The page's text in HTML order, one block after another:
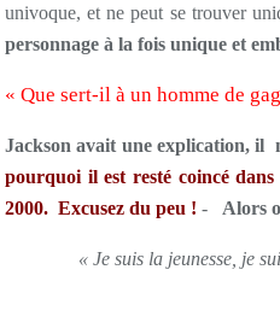
univoque, et ne peut se trouver
personnage à la fois unique et
« Que sert-il à un homme de
Jackson avait une explication, il
pourquoi il est resté coincé
2000. Excusez du peu ! - Alors
« Je suis la jeunesse, je